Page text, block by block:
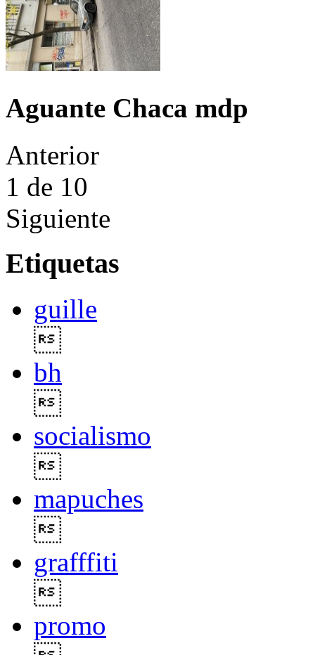
Aguante Chaca mdp
Anterior
1 de 10
Siguiente
Etiquetas
guille
bh
socialismo
mapuches
grafffiti
promo